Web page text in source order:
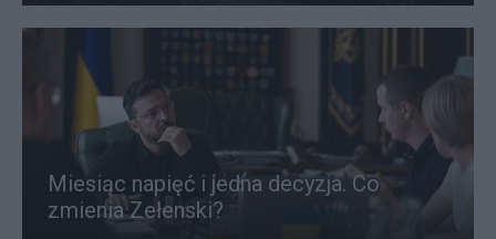
Miesiąc napięć i jedna decyzja. Co
zmienia Zełenski?